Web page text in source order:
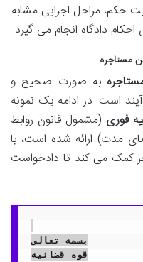
حکم، مراحل اجرایی مشابه
احکام دادگاه انجام می گیرد.
مستاجره
به صورت صحیح و
است. در ادامه یک نمونه
فوری (مشمول قانون روابط
به دلیل انقضای مدت) ارائه شده است، با
می کند تا دادخواست
بسمه تعالی
قوه قضائیه